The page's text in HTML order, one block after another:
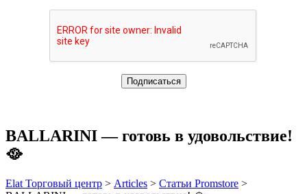
BALLARINI — готовь в удовольствие!
🥘
Elat Торговый центр > Articles > Статьи Promstore >